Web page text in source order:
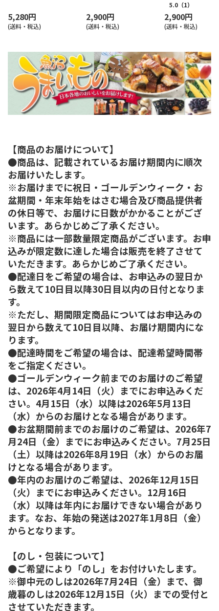
5,280円
(送料・税込)
2,900円
(送料・税込)
5.0 （1）
2,900円
(送料・税込)
【商品のお届けについて】
●商品は、記載されているお届け期間内に順次
お届けいたします。
※お届けまでに祝日・ゴールデンウィーク・お
盆期間・年末年始をはさむ場合及び商品提供者
の休日等で、お届けに日数がかかることがござ
います。あらかじめご了承ください。
※商品には一部数量限定商品がございます。お申
込みが限定数に達した場合は販売を終了させて
いただきます。あらかじめご了承ください。
●配達日をご希望の場合は、お申込みの翌日か
ら数えて10日目以降30日目以内の日付となりま
す。
※ただし、期間限定商品についてはお申込みの
翌日から数えて10日目以降、お届け期間内にな
ります。
●配達時間をご希望の場合は、配達希望時間帯
をご指定ください。
●ゴールデンウィーク前までのお届けのご希望
は、2026年4月14日（火）までにお申込みくだ
さい。4月15日（水）以降は2026年5月13日
（水）からのお届けとなる場合があります。
●お盆期間前までのお届けのご希望は、2026年7
月24日（金）までにお申込みください。7月25日
（土）以降は2026年8月19日（水）からのお届
けとなる場合があります。
●年内のお届けのご希望は、2026年12月15日
（火）までにお申込みください。12月16日
（水）以降は年内にお届けできない場合があり
ます。なお、年始の発送は2027年1月8日（金）
からとなります。
【のし・包装について】
●ご希望により「のし」をお付けいたします。
※御中元のしは2026年7月24日（金）まで、御
歳暮のしは2026年12月15日（火）までの受付と
させていただきます。